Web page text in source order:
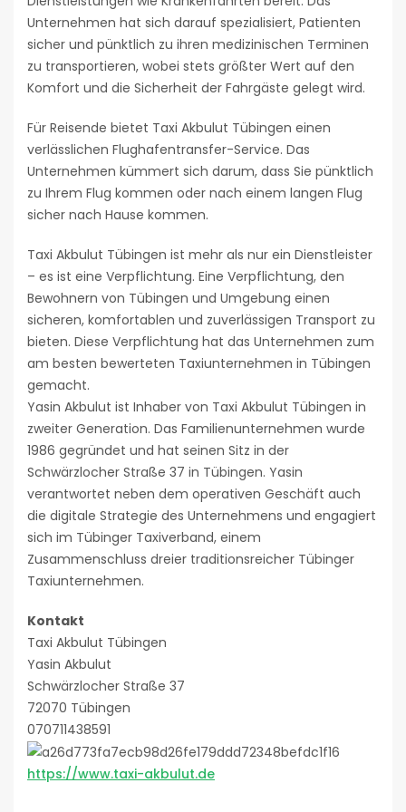
Unternehmen hat sich darauf spezialisiert, Patienten
sicher und pünktlich zu ihren medizinischen Terminen
zu transportieren, wobei stets größter Wert auf den
Komfort und die Sicherheit der Fahrgäste gelegt wird.
Für Reisende bietet Taxi Akbulut Tübingen einen
verlässlichen Flughafentransfer-Service. Das
Unternehmen kümmert sich darum, dass Sie pünktlich
zu Ihrem Flug kommen oder nach einem langen Flug
sicher nach Hause kommen.
Taxi Akbulut Tübingen ist mehr als nur ein Dienstleister
– es ist eine Verpflichtung. Eine Verpflichtung, den
Bewohnern von Tübingen und Umgebung einen
sicheren, komfortablen und zuverlässigen Transport zu
bieten. Diese Verpflichtung hat das Unternehmen zum
am besten bewerteten Taxiunternehmen in Tübingen
gemacht.
Yasin Akbulut ist Inhaber von Taxi Akbulut Tübingen in
zweiter Generation. Das Familienunternehmen wurde
1986 gegründet und hat seinen Sitz in der
Schwärzlocher Straße 37 in Tübingen. Yasin
verantwortet neben dem operativen Geschäft auch
die digitale Strategie des Unternehmens und engagiert
sich im Tübinger Taxiverband, einem
Zusammenschluss dreier traditionsreicher Tübinger
Taxiunternehmen.
Kontakt
Taxi Akbulut Tübingen
Yasin Akbulut
Schwärzlocher Straße 37
72070 Tübingen
070711438591
https://www.taxi-akbulut.de